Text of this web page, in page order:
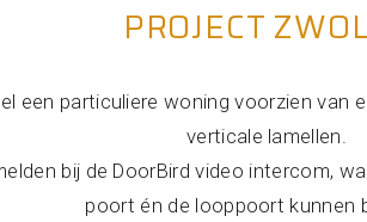
PROJECT
een particuliere woning voorzien van
verticale lamellen.
bij de DoorBird video intercom,
poort én de looppoort kunnen